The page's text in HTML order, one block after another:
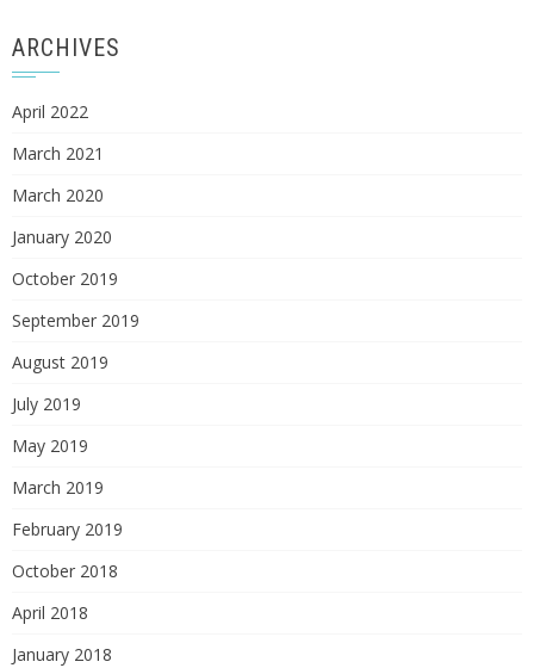
ARCHIVES
April 2022
March 2021
March 2020
January 2020
October 2019
September 2019
August 2019
July 2019
May 2019
March 2019
February 2019
October 2018
April 2018
January 2018